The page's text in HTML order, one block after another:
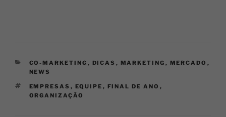
CO-MARKETING , DICAS , MARKETING , MERCADO ,
NEWS
EMPRESAS , EQUIPE , FINAL DE ANO ,
ORGANIZAÇÃO